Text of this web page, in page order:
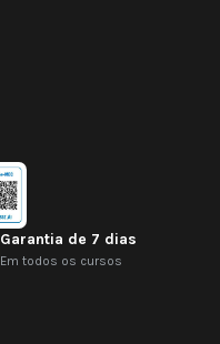
Garantia de 7 dias
Em todos os cursos